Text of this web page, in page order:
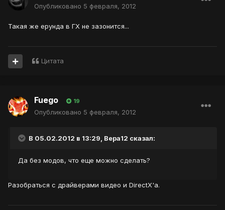
Опубликовано 5 февраля, 2012
Такая же ерунда в ГХ не зазонится...
Цитата
Fuego 19
Опубликовано 5 февраля, 2012
В 05.02.2012 в 13:29, Вера12 сказал:
Да без модов, что еще можно сделать?
Разобраться с драйверами видео и DirectX'а.